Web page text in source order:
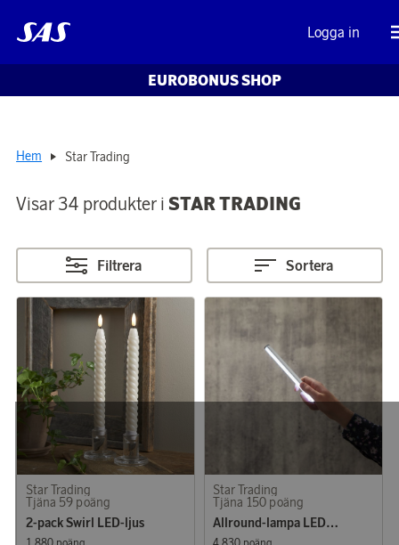
Logga in
EUROBONUS SHOP
Hem Star Trading
Visar 34 produkter i STAR TRADING
Filtrera Sortera
Star Trading
Tjäna 59 poäng
2-pack Swirl LED-ljus
Star Trading
Tjäna 150 poäng
Allround-lampa LED Functional / Sminklampa